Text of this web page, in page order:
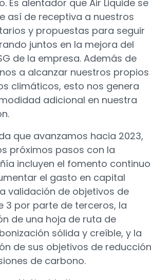
Es alentador que Air Liquide se
así de receptiva a nuestros
y propuestas para seguir
juntos en la mejora del
de la empresa. Además de
a alcanzar nuestros propios
climáticos, esto nos genera
adicional en nuestra
que avanzamos hacia 2023,
próximos pasos con la
incluyen el fomento continuo
el gasto en capital
validación de objetivos de
3 por parte de terceros, la
de una hoja de ruta de
sólida y creíble, y la
de sus objetivos de reducción
de carbono.